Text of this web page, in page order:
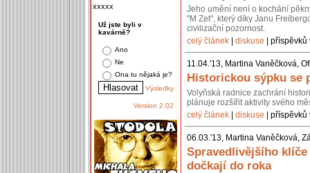
xxxxx
Už jste byli v
kavárně?
Ano
Ne
Ona tu nějaká je?
Výsledky
Version 2.02
Jeho umění není o kochání
"M Zet", který díky Janu
civilizační pozornost.
celý článek
diskuse |
11.04.'13, Martina Vaněčková,
Historickou sýpku se
Volyňská radnice zachrání
plánuje rozšířit aktivity svého
celý článek
diskuse |
06.03.'13, Martina Vaněčková,
Spravedlivějšího
dočkají do roka